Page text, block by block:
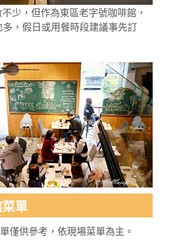
少，但作為東區老字號咖啡館，
多，假日或用餐時段建議事先訂
單
僅供參考，依現場菜單為主。